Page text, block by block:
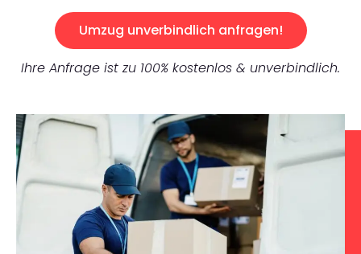
Umzug unverbindlich anfragen!
Ihre Anfrage ist zu 100% kostenlos & unverbindlich.